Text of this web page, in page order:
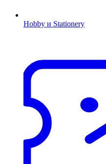
Hobby и Stationery